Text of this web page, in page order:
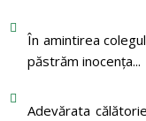
În amintirea
păstrăm inocenţa...
Adevărata